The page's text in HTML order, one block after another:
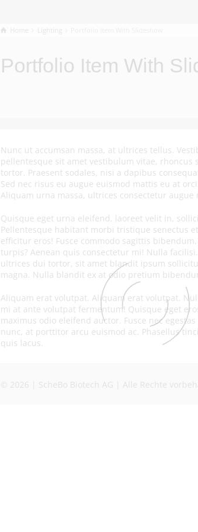
Home Lighting
Portfolio Item With
Nunc ut accumsan massa, at ultrices tellus.
pellentesque sit amet vestibulum vitae,
tortor. Praesent sodales, nisi a dapibus
Sed nec risus eu augue euismod mattis eu at
Aliquam urna massa, ultrices consectetur
Quisque eget urna eleifend, laoreet velit in,
Pellentesque habitant morbi tristique senectus
efficitur eros! Fusce commodo sagittis
turpis? Aenean quis consectetur mi! Nulla
ultrices dui tortor, sit amet blandit ipsum
magna. Nulla blandit ex at odio pretium
Aliquam erat volutpat. Aliquam erat volutpat.
mi at ante volutpat fermentum! Quisque eget
maximus odio eleifend auctor. Fusce nec
nunc, at porttitor arcu euismod ac. Phasellus
quis lacus.
© 2026 | ScheBo Biotech AG | Alle Rechte